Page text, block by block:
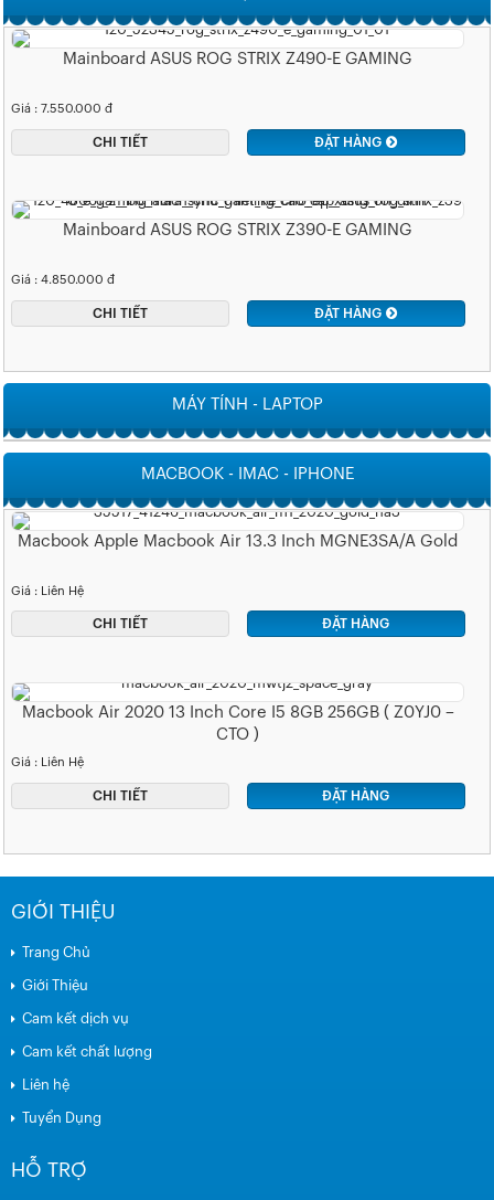
Mainboard ASUS ROG STRIX Z490-E GAMING
Giá : 7.550.000 đ
CHI TIẾT ĐẶT HÀNG
Mainboard ASUS ROG STRIX Z390-E GAMING
Giá : 4.850.000 đ
CHI TIẾT ĐẶT HÀNG
MÁY TÍNH - LAPTOP
MACBOOK - IMAC - IPHONE
Macbook Apple Macbook Air 13.3 Inch MGNE3SA/A Gold
Giá : Liên Hệ
CHI TIẾT ĐẶT HÀNG
Macbook Air 2020 13 Inch Core I5 8GB 256GB ( Z0YJ0 –
CTO )
Giá : Liên Hệ
CHI TIẾT ĐẶT HÀNG
GIỚI THIỆU
Trang Chủ
Giới Thiệu
Cam kết dịch vụ
Cam kết chất lượng
Liên hệ
Tuyển Dụng
HỖ TRỢ